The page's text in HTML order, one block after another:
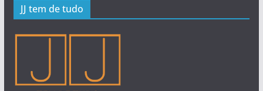
JJ tem de tudo